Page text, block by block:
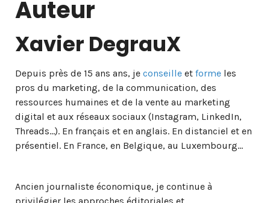
Auteur
Xavier DegrauX
Depuis près de 15 ans ans, je conseille et forme les
pros du marketing, de la communication, des
ressources humaines et de la vente au marketing
digital et aux réseaux sociaux (Instagram, LinkedIn,
Threads…). En français et en anglais. En distanciel et en
présentiel. En France, en Belgique, au Luxembourg…
Ancien journaliste économique, je continue à